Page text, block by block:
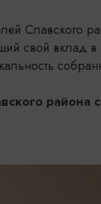
Славского
свой вклад в
района